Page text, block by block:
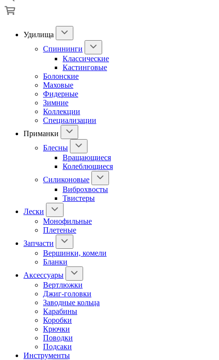
Удилища
Спиннинги
Классические
Кастинговые
Болонские
Маховые
Фидерные
Зимние
Коллекции
Специализации
Приманки
Блесны
Вращающиеся
Колеблющиеся
Силиконовые
Виброхвосты
Твистеры
Лески
Монофильные
Плетеные
Запчасти
Вершинки, комели
Бланки
Аксессуары
Вертлюжки
Джиг-головки
Заводные кольца
Карабины
Коробки
Крючки
Поводки
Подсаки
Инструменты